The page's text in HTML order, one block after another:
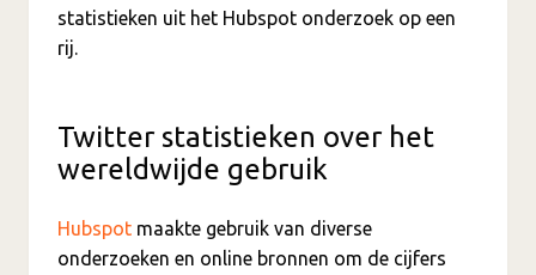
statistieken uit het Hubspot onderzoek op een
rij.
Twitter statistieken over het
wereldwijde gebruik
Hubspot maakte gebruik van diverse
onderzoeken en online bronnen om de cijfers